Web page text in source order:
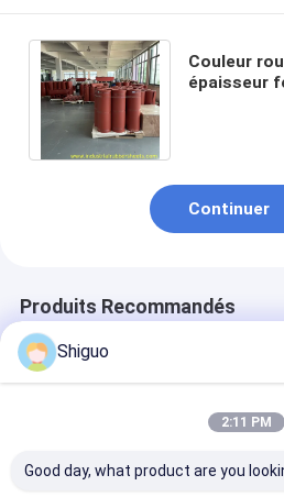
Couleur
épaisseur
Continuer
Produits Recommandés
Shiguo
2:11 PM
Good day, what product are you